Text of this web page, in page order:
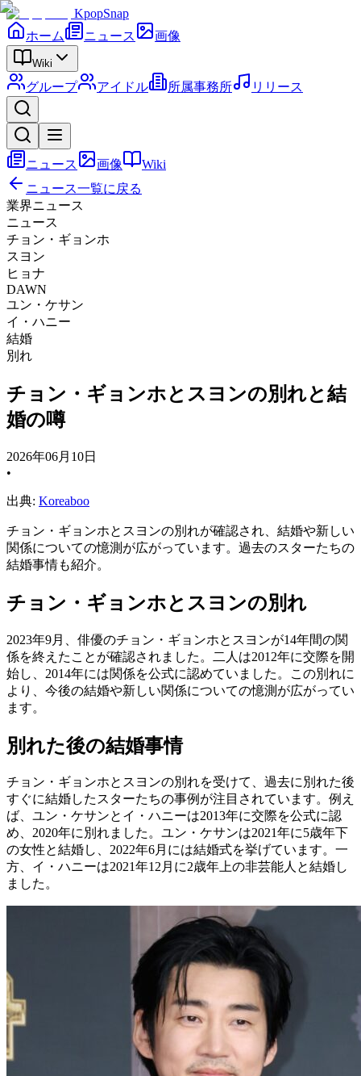
KpopSnap
ホーム
ニュース 画像
Wiki
グループ アイドル 所属事務所 リリース
ニュース 画像
Wiki
ニュース一覧に戻る
業界ニュース
ニュース
チョン・ギョンホ
スヨン
ヒョナ
DAWN
ユン・ケサン
イ・ハニー
結婚
別れ
チョン・ギョンホとスヨンの別れと結
婚の噂
2026年06月10日
•
出典: Koreaboo
チョン・ギョンホとスヨンの別れが確認され、結婚や新しい
関係についての憶測が広がっています。過去のスターたちの
結婚事情も紹介。
チョン・ギョンホとスヨンの別れ
2023年9月、俳優のチョン・ギョンホとスヨンが14年間の関
係を終えたことが確認されました。二人は2012年に交際を開
始し、2014年には関係を公式に認めていました。この別れに
より、今後の結婚や新しい関係についての憶測が広がってい
ます。
別れた後の結婚事情
チョン・ギョンホとスヨンの別れを受けて、過去に別れた後
すぐに結婚したスターたちの事例が注目されています。例え
ば、ユン・ケサンとイ・ハニーは2013年に交際を公式に認
め、2020年に別れました。ユン・ケサンは2021年に5歳年下
の女性と結婚し、2022年6月には結婚式を挙げています。一
方、イ・ハニーは2021年12月に2歳年上の非芸能人と結婚し
ました。